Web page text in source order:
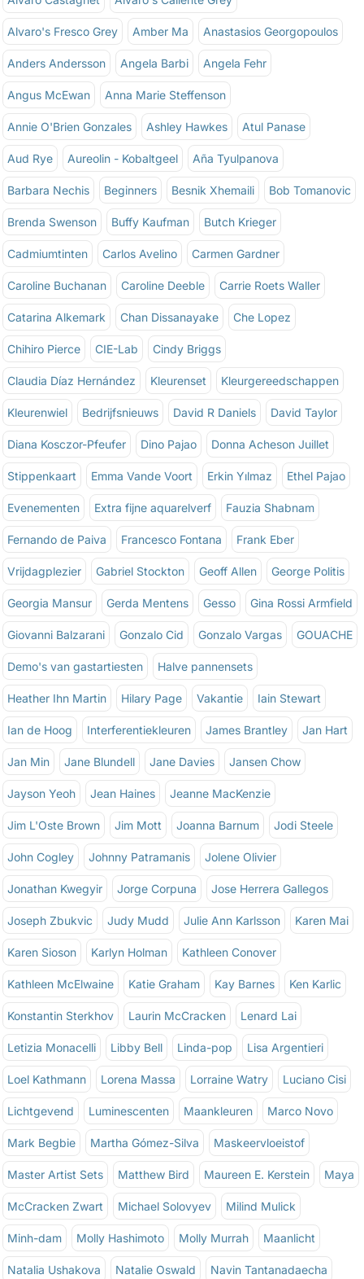
Alvaro's Fresco Grey Amber Ma Anastasios Georgopoulos
Anders Andersson Angela Barbi Angela Fehr
Angus McEwan Anna Marie Steffenson
Annie O'Brien Gonzales Ashley Hawkes Atul Panase
Aud Rye Aureolin - Kobaltgeel Aña Tyulpanova
Barbara Nechis Beginners Besnik Xhemaili Bob Tomanovic
Brenda Swenson Buffy Kaufman Butch Krieger
Cadmiumtinten Carlos Avelino Carmen Gardner
Caroline Buchanan Caroline Deeble Carrie Roets Waller
Catarina Alkemark Chan Dissanayake Che Lopez
Chihiro Pierce CIE-Lab Cindy Briggs
Claudia Díaz Hernández Kleurenset Kleurgereedschappen
Kleurenwiel Bedrijfsnieuws David R Daniels David Taylor
Diana Kosczor-Pfeufer Dino Pajao Donna Acheson Juillet
Stippenkaart Emma Vande Voort Erkin Yılmaz Ethel Pajao
Evenementen Extra fijne aquarelverf Fauzia Shabnam
Fernando de Paiva Francesco Fontana Frank Eber
Vrijdagplezier Gabriel Stockton Geoff Allen George Politis
Georgia Mansur Gerda Mentens Gesso Gina Rossi Armfield
Giovanni Balzarani Gonzalo Cid Gonzalo Vargas GOUACHE
Demo's van gastartiesten Halve pannensets
Heather Ihn Martin Hilary Page Vakantie Iain Stewart
Ian de Hoog Interferentiekleuren James Brantley Jan Hart
Jan Min Jane Blundell Jane Davies Jansen Chow
Jayson Yeoh Jean Haines Jeanne MacKenzie
Jim L'Oste Brown Jim Mott Joanna Barnum Jodi Steele
John Cogley Johnny Patramanis Jolene Olivier
Jonathan Kwegyir Jorge Corpuna Jose Herrera Gallegos
Joseph Zbukvic Judy Mudd Julie Ann Karlsson Karen Mai
Karen Sioson Karlyn Holman Kathleen Conover
Kathleen McElwaine Katie Graham Kay Barnes Ken Karlic
Konstantin Sterkhov Laurin McCracken Lenard Lai
Letizia Monacelli Libby Bell Linda-pop Lisa Argentieri
Loel Kathmann Lorena Massa Lorraine Watry Luciano Cisi
Lichtgevend Luminescenten Maankleuren Marco Novo
Mark Begbie Martha Gómez-Silva Maskeervloeistof
Master Artist Sets Matthew Bird Maureen E. Kerstein Maya
McCracken Zwart Michael Solovyev Milind Mulick
Minh-dam Molly Hashimoto Molly Murrah Maanlicht
Natalia Ushakova Natalie Oswald Navin Tantanadaecha